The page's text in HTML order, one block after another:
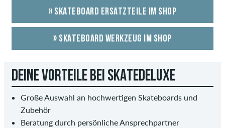
» SKATEBOARD ERSATZTEILE IM SHOP
» SKATEBOARD WERKZEUG IM SHOP
DEINE VORTEILE BEI SKATEDELUXE
Große Auswahl an hochwertigen Skateboards und
Zubehör
Beratung durch persönliche Ansprechpartner